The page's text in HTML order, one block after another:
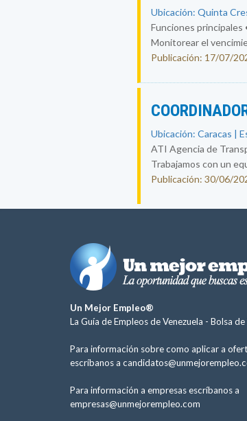
Ubicación: Quinta
Funciones principales
Monitorear el
Publicación: 17/07/
Ubicación: Caracas |
ATI Agencia de
Trabajamos con un
Publicación: 30/06/
Un Mejor Empleo®
La Guía de Empleos de Venezuela - Bolsa
Para información sobre como aplicar a
escríbanos a
Para información a empresas escríbanos a
empresas@unmejorempleo.com